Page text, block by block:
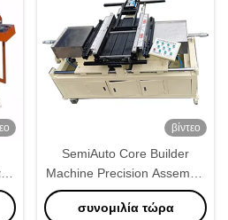
βίντεο
SemiAuto Core Builder
Machine Precision Assembly
Effortless Operation
συνομιλία τώρα